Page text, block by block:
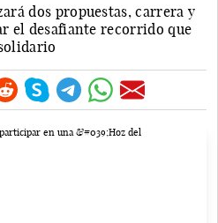
dos propuestas, carrera y
el desafiante recorrido que